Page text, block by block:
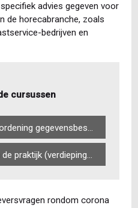
advies gegeven voor
de horecabranche, zoals
bedrijven en
cursussen
AVG en privacyrecht in de praktijk (verdiepingscursus)
rondom corona